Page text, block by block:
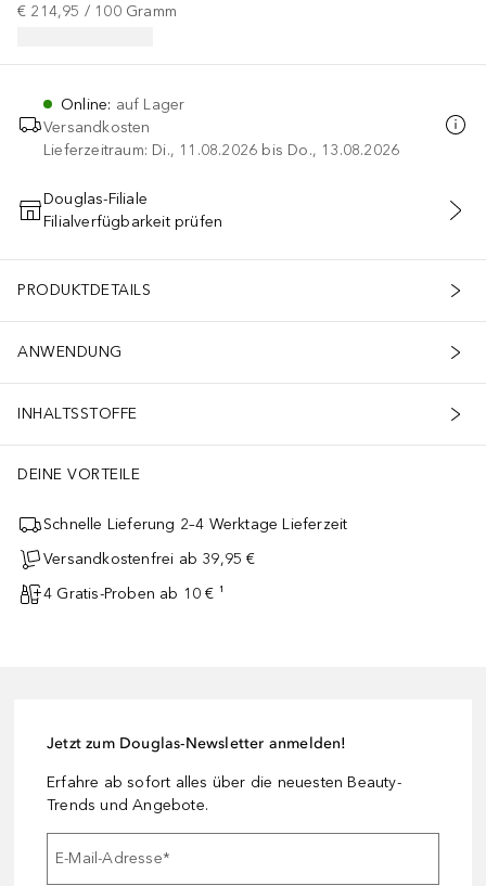
€ 214,95 / 100 Gramm
Online: auf Lager
Versandkosten
Lieferzeitraum: Di., 11.08.2026 bis Do., 13.08.2026
IN DEN WARENKORB
Douglas-Filiale
Filialverfügbarkeit prüfen
PRODUKTDETAILS
ANWENDUNG
INHALTSSTOFFE
DEINE VORTEILE
Schnelle Lieferung 2–4 Werktage Lieferzeit
Versandkostenfrei ab 39,95 €
4 Gratis-Proben ab 10 € ¹
Jetzt zum Douglas-Newsletter anmelden!
Erfahre ab sofort alles über die neuesten Beauty-
Trends und Angebote.
E-Mail-Adresse*